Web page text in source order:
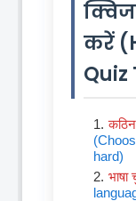
करें
Quiz
hard)
भाषा